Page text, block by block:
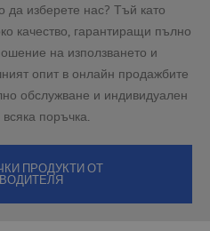
да изберете нас? Тъй като
качество, гарантиращи пълно
на използването и
опит в онлайн продажбите
обслужване и индивидуален
поръчка.
ПРОДУКТИ ОТ